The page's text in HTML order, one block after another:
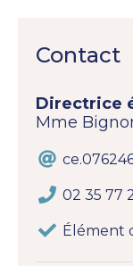
Contact
Directrice
Mme
02 35 77
Élément